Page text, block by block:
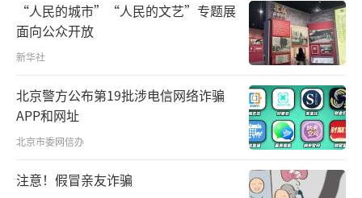
牢记总书记嘱托，如今，嘉兴路街道已建
成两个市民驿站，覆盖全部29个居民区，上海
城区也已实现了“15分钟养老服务圈”全覆
增30个乡村长者照护之家。
“人民的城市”“人民的文艺”专题展
面向公众开放
新华社
北京警方公布第19批涉电信网络诈骗
APP和网址
北京市委网信办
注意！假冒亲友诈骗